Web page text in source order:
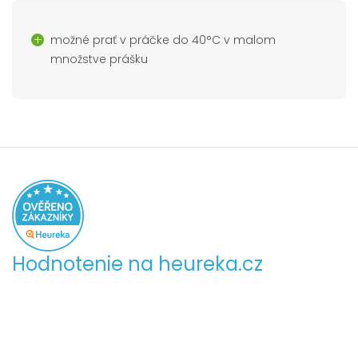
možné prať v práčke do 40°C v malom
množstve prášku
Hodnotenie na heureka.cz